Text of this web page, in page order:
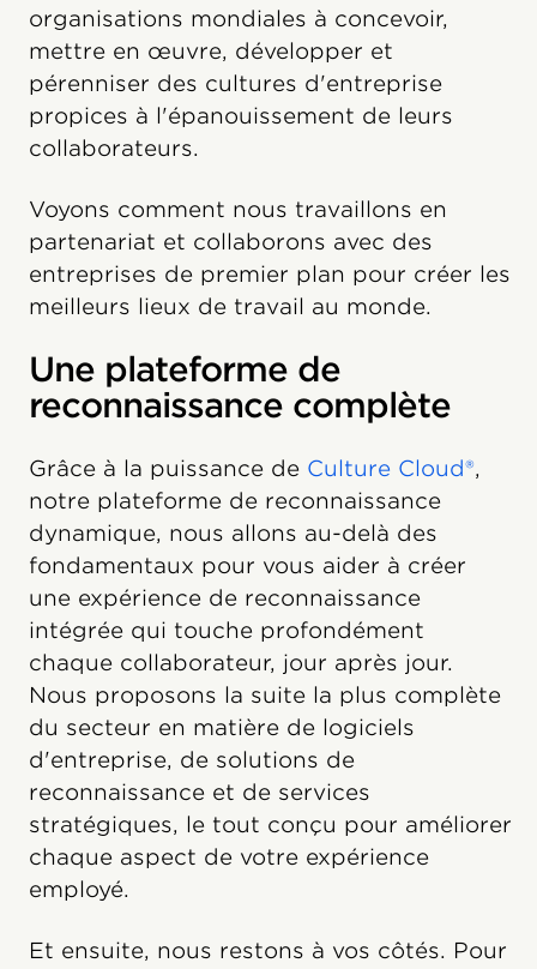
organisations mondiales à concevoir,
mettre en œuvre, développer et
pérenniser des cultures d'entreprise
propices à l'épanouissement de leurs
collaborateurs.
Voyons comment nous travaillons en
partenariat et collaborons avec des
entreprises de premier plan pour créer les
meilleurs lieux de travail au monde.
Une plateforme de
reconnaissance complète
Grâce à la puissance de Culture Cloud®,
notre plateforme de reconnaissance
dynamique, nous allons au-delà des
fondamentaux pour vous aider à créer
une expérience de reconnaissance
intégrée qui touche profondément
chaque collaborateur, jour après jour.
Nous proposons la suite la plus complète
du secteur en matière de logiciels
d'entreprise, de solutions de
reconnaissance et de services
stratégiques, le tout conçu pour améliorer
chaque aspect de votre expérience
employé.
Et ensuite, nous restons à vos côtés. Pour